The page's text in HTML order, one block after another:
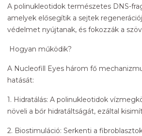
A polinukleotidok természetes DNS-
amelyek elősegítik a sejtek
védelmet nyújtanak, és fokozzák a
Hogyan működik?
A Nucleofill Eyes három fő
hatását:
1. Hidratálás: A polinukleotidok
növeli a bőr hidratáltságát, ezáltal
2. Biostimuláció: Serkenti a